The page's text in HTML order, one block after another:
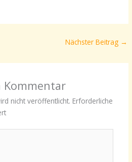
Nächster Beitrag →
Kommentar
nicht veröffentlicht. Erforderliche